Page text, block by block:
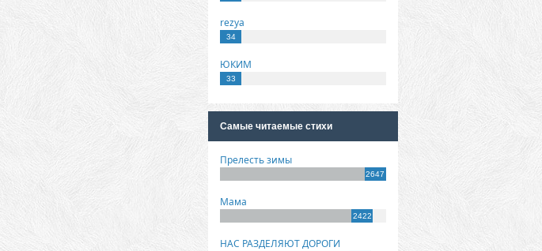
rezya
34
ЮКИМ
33
Самые читаемые стихи
Прелесть зимы
2647
Мама
2422
НАС РАЗДЕЛЯЮТ ДОРОГИ